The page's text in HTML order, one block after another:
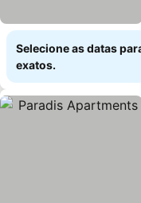
Selecione as datas
exatos.